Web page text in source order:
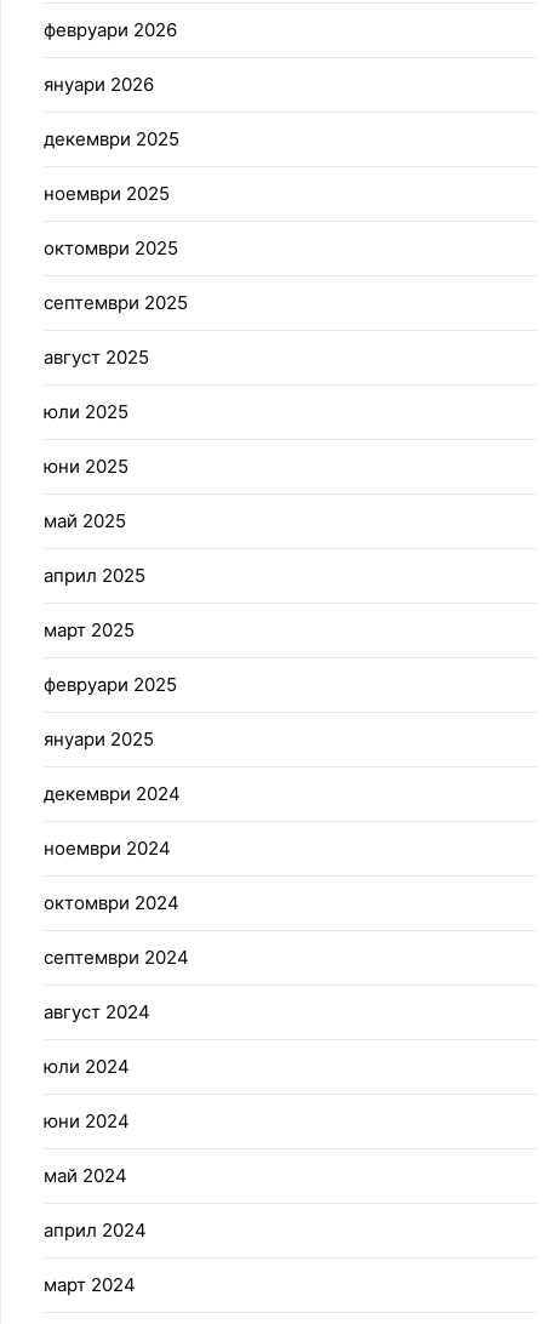
февруари 2026
януари 2026
декември 2025
ноември 2025
октомври 2025
септември 2025
август 2025
юли 2025
юни 2025
май 2025
април 2025
март 2025
февруари 2025
януари 2025
декември 2024
ноември 2024
октомври 2024
септември 2024
август 2024
юли 2024
юни 2024
май 2024
април 2024
март 2024